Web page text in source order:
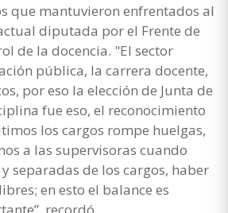
que mantuvieron enfrentados al
diputada por el Frente de
de la docencia. "El sector
pública, la carrera docente,
por eso la elección de Junta de
fue eso, el reconocimiento
los cargos rompe huelgas,
a las supervisoras cuando
separadas de los cargos, haber
en esto el balance es
recordó.